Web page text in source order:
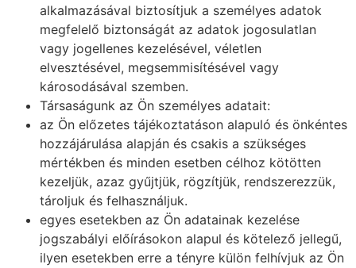
alkalmazásával biztosítjuk a személyes adatok
megfelelő biztonságát az adatok jogosulatlan
vagy jogellenes kezelésével, véletlen
elvesztésével, megsemmisítésével vagy
károsodásával szemben.
Társaságunk az Ön személyes adatait:
az Ön előzetes tájékoztatáson alapuló és önkéntes
hozzájárulása alapján és csakis a szükséges
mértékben és minden esetben célhoz kötötten
kezeljük, azaz gyűjtjük, rögzítjük, rendszerezzük,
tároljuk és felhasználjuk.
egyes esetekben az Ön adatainak kezelése
jogszabályi előírásokon alapul és kötelező jellegű,
ilyen esetekben erre a tényre külön felhívjuk az Ön